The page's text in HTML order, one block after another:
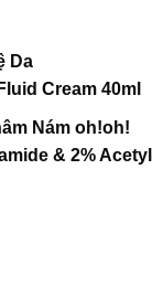
Da
Cream 40ml
Nám oh!oh!
& 2% Acetyl
Rộng Martiderm